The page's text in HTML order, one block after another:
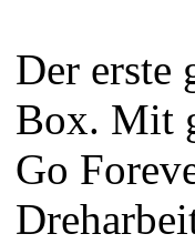
Der erste
Box. Mit
Go